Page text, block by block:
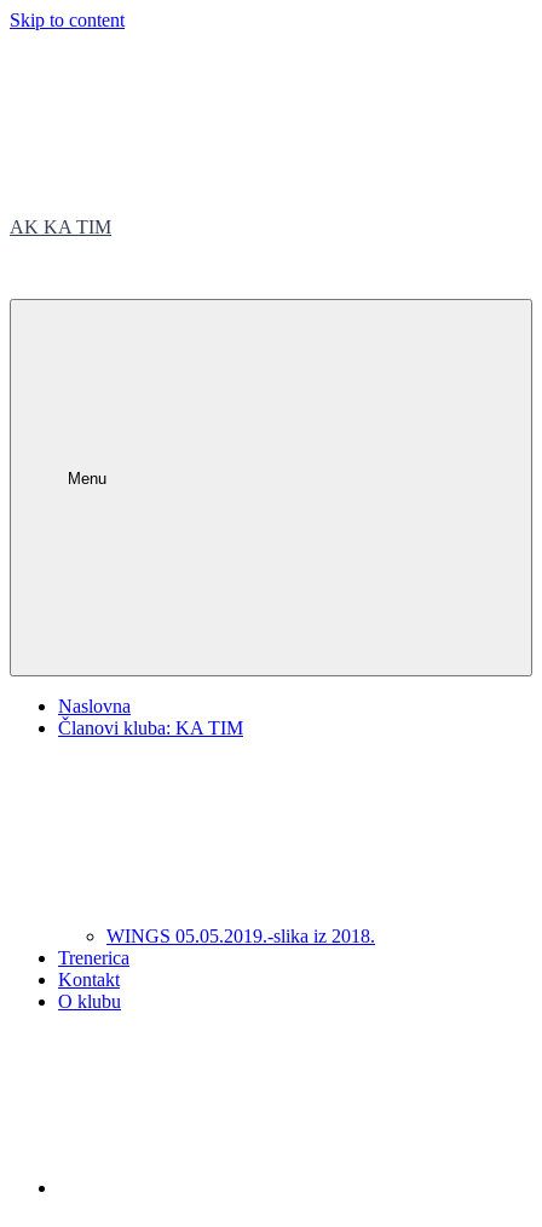
Skip to content
AK KA TIM
Menu
Naslovna
Članovi kluba: KA TIM
WINGS 05.05.2019.-slika iz 2018.
Trenerica
Kontakt
O klubu